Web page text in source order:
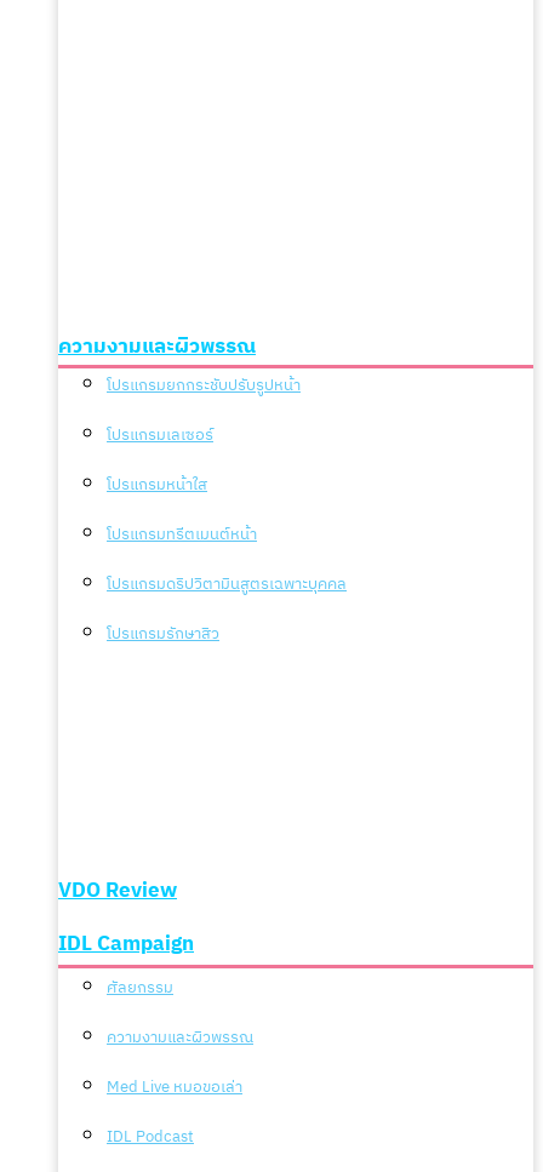
ความงามและผิวพรรณ
โปรแกรมยกกระชับปรับรูปหน้า
โปรแกรมเลเซอร์
โปรแกรมหน้าใส
โปรแกรมทรีตเมนต์หน้า
โปรแกรมดริปวิตามินสูตรเฉพาะบุคคล
โปรแกรมรักษาสิว
VDO Review
IDL Campaign
ศัลยกรรม
ความงามและผิวพรรณ
Med Live หมอขอเล่า
IDL Podcast